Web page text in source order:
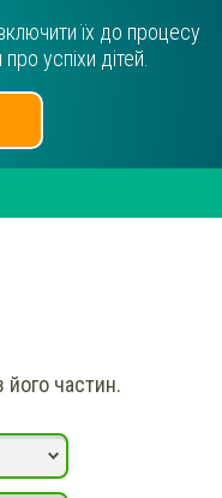
їх до процесу
успіхи дітей.
його частин.